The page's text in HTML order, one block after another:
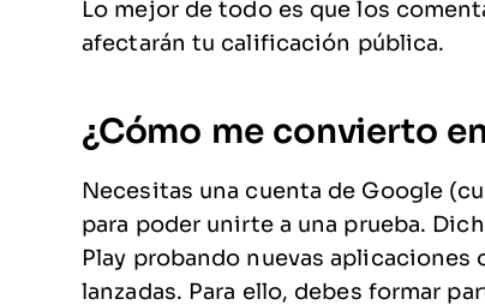
Lo mejor de todo es que los
afectarán tu calificación pública.
¿Cómo me convierto
Necesitas una cuenta de Google
para poder unirte a una prueba.
Play probando nuevas
lanzadas. Para ello, debes formar